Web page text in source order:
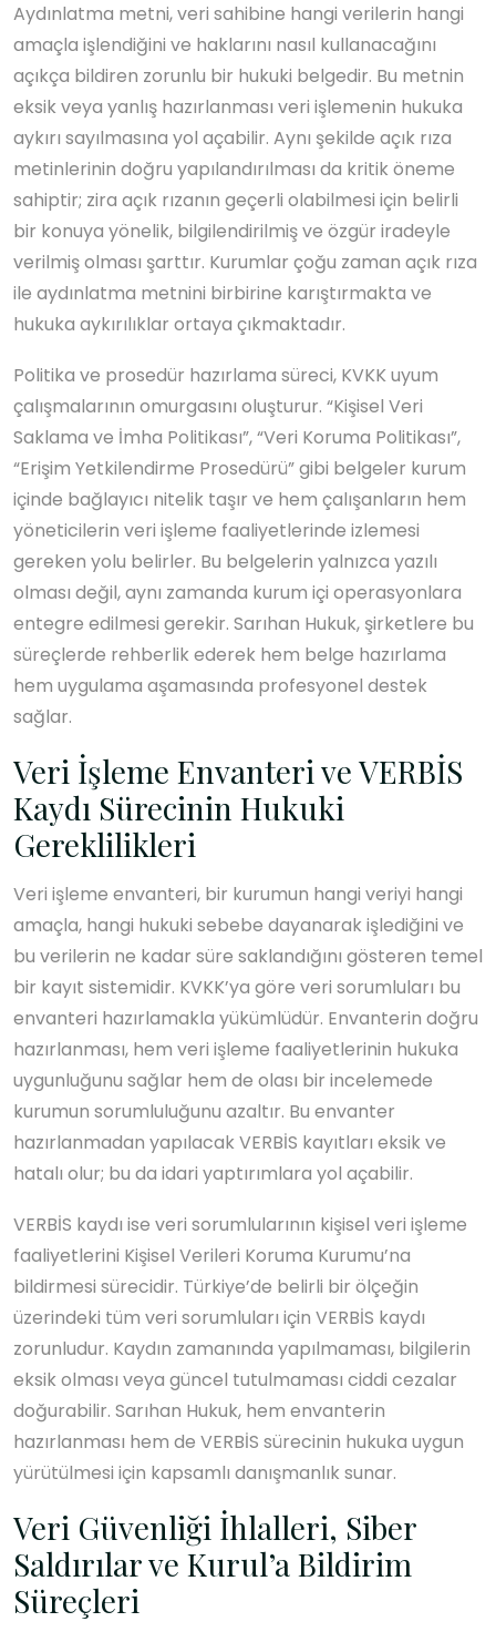
Aydınlatma metni, veri sahibine hangi verilerin hangi
amaçla işlendiğini ve haklarını nasıl kullanacağını
açıkça bildiren zorunlu bir hukuki belgedir. Bu metnin
eksik veya yanlış hazırlanması veri işlemenin hukuka
aykırı sayılmasına yol açabilir. Aynı şekilde açık rıza
metinlerinin doğru yapılandırılması da kritik öneme
sahiptir; zira açık rızanın geçerli olabilmesi için belirli
bir konuya yönelik, bilgilendirilmiş ve özgür iradeyle
verilmiş olması şarttır. Kurumlar çoğu zaman açık rıza
ile aydınlatma metnini birbirine karıştırmakta ve
hukuka aykırılıklar ortaya çıkmaktadır.
Politika ve prosedür hazırlama süreci, KVKK uyum
çalışmalarının omurgasını oluşturur. “Kişisel Veri
Saklama ve İmha Politikası”, “Veri Koruma Politikası”,
“Erişim Yetkilendirme Prosedürü” gibi belgeler kurum
içinde bağlayıcı nitelik taşır ve hem çalışanların hem
yöneticilerin veri işleme faaliyetlerinde izlemesi
gereken yolu belirler. Bu belgelerin yalnızca yazılı
olması değil, aynı zamanda kurum içi operasyonlara
entegre edilmesi gerekir. Sarıhan Hukuk, şirketlere bu
süreçlerde rehberlik ederek hem belge hazırlama
hem uygulama aşamasında profesyonel destek
sağlar.
Veri İşleme Envanteri ve VERBİS
Kaydı Sürecinin Hukuki
Gereklilikleri
Veri işleme envanteri, bir kurumun hangi veriyi hangi
amaçla, hangi hukuki sebebe dayanarak işlediğini ve
bu verilerin ne kadar süre saklandığını gösteren temel
bir kayıt sistemidir. KVKK’ya göre veri sorumluları bu
envanteri hazırlamakla yükümlüdür. Envanterin doğru
hazırlanması, hem veri işleme faaliyetlerinin hukuka
uygunluğunu sağlar hem de olası bir incelemede
kurumun sorumluluğunu azaltır. Bu envanter
hazırlanmadan yapılacak VERBİS kayıtları eksik ve
hatalı olur; bu da idari yaptırımlara yol açabilir.
VERBİS kaydı ise veri sorumlularının kişisel veri işleme
faaliyetlerini Kişisel Verileri Koruma Kurumu’na
bildirmesi sürecidir. Türkiye’de belirli bir ölçeğin
üzerindeki tüm veri sorumluları için VERBİS kaydı
zorunludur. Kaydın zamanında yapılmaması, bilgilerin
eksik olması veya güncel tutulmaması ciddi cezalar
doğurabilir. Sarıhan Hukuk, hem envanterin
hazırlanması hem de VERBİS sürecinin hukuka uygun
yürütülmesi için kapsamlı danışmanlık sunar.
Veri Güvenliği İhlalleri, Siber
Saldırılar ve Kurul’a Bildirim
Süreçleri